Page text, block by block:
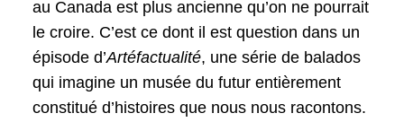
au Canada est plus ancienne qu’on ne pourrait
le croire. C’est ce dont il est question dans un
épisode d’Artéfactualité, une série de balados
qui imagine un musée du futur entièrement
constitué d’histoires que nous nous racontons.